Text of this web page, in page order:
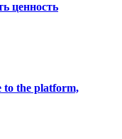
ценность
to the platform,